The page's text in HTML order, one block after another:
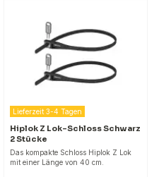
Lieferzeit 3-4 Tagen
Hiplok Z Lok-Schloss Schwarz
2 Stücke
Das kompakte Schloss Hiplok Z Lok
mit einer Länge von 40 cm.